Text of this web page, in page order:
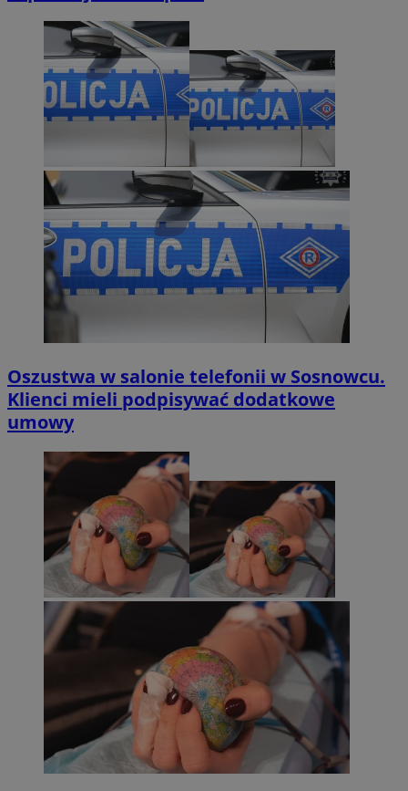
Oszustwa w salonie telefonii w Sosnowcu.
Klienci mieli podpisywać dodatkowe
umowy